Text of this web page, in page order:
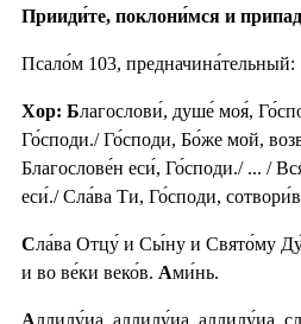
Прииди́те, поклони́мся и
Псало́м 103, предначина́тельный:
Хор: Благослови́, душе́ моя́,
Го́споди./ Го́споди, Бо́же мой,
Благослове́н еси́, Го́споди./ ... /
еси́./ Сла́ва Ти, Го́споди,
Сла́ва Отцу́ и Сы́ну и Свято́му
и во ве́ки веко́в. Ами́нь.
Аллилу́иа, аллилу́иа, аллилу́иа,